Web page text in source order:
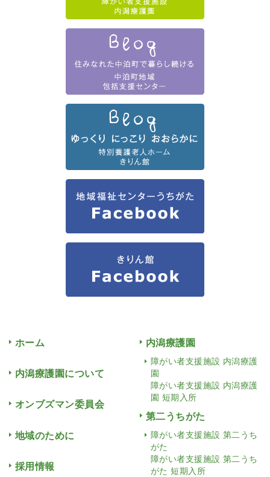
ホーム
内潟療護園について
オンブズマン委員会
地域のために
採用情報
内潟療護園
障がい者支援施設 内潟療護
園
障がい者支援施設 内潟療護
園 短期入所
第二うちがた
障がい者支援施設 第二うち
がた
障がい者支援施設 第二うち
がた 短期入所